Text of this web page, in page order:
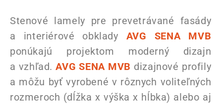
Stenové lamely pre prevetrávané fasády
a interiérové obklady AVG SENA MVB
ponúkajú projektom moderný dizajn
a vzhľad.AVG SENA MVB dizajnové profily
a môžu byť vyrobené v rôznych voliteľných
rozmeroch (dĺžka x výška x hĺbka) alebo aj